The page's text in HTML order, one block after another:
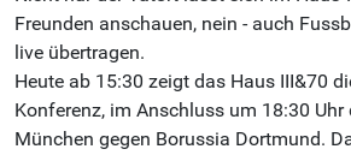
Freunden anschauen, nein - auch
live übertragen.
Heute ab 15:30 zeigt das Haus III&70
Konferenz, im Anschluss um 18:30 Uhr
München gegen Borussia Dortmund.